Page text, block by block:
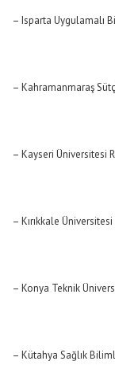
– Isparta Uygulamalı
– Kahramanmaraş
– Kayseri Üniversitesi
– Kırıkkale
– Konya Teknik
– Kütahya Sağlık